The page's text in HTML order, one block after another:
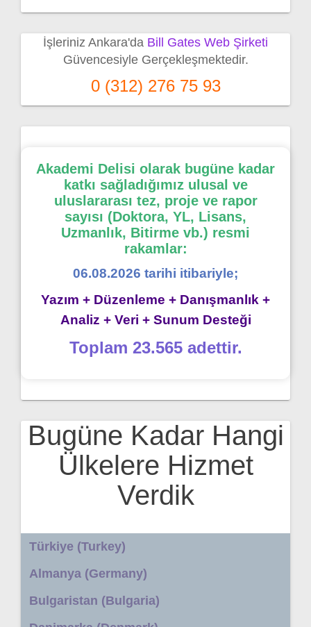
İşleriniz Ankara'da Bill Gates Web Şirketi
Güvencesiyle Gerçekleşmektedir.
0 (312) 276 75 93
Akademi Delisi olarak bugüne kadar
katkı sağladığımız ulusal ve
uluslararası tez, proje ve rapor
sayısı (Doktora, YL, Lisans,
Uzmanlık, Bitirme vb.) resmi
rakamlar:
06.08.2026 tarihi itibariyle;
Yazım + Düzenleme + Danışmanlık +
Analiz + Veri + Sunum Desteği
Toplam 23.565 adettir.
Bugüne Kadar Hangi
Ülkelere Hizmet
Verdik
Türkiye (Turkey)
Almanya (Germany)
Bulgaristan (Bulgaria)